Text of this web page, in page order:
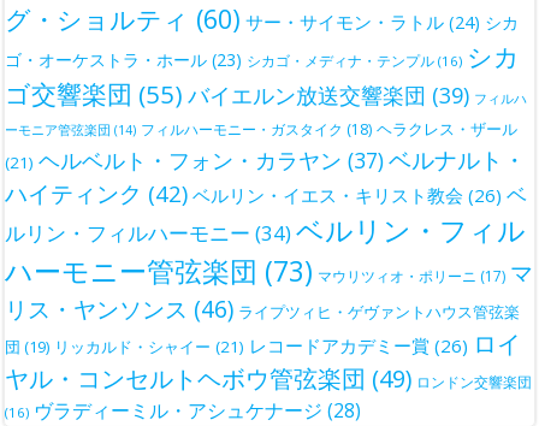
グ・ショルティ (60) サー・サイモン・ラトル (24) シカ
ゴ・オーケストラ・ホール (23) シカゴ・メディナ・テンプル (16) シカ
ゴ交響楽団 (55) バイエルン放送交響楽団 (39) フィルハ
ーモニア管弦楽団 (14) フィルハーモニー・ガスタイク (18) ヘラクレス・ザール
(21) ヘルベルト・フォン・カラヤン (37)ベルナルト・
ハイティンク (42) ベルリン・イエス・キリスト教会 (26) ベ
ルリン・フィルハーモニー (34)ベルリン・フィル
ハーモニー管弦楽団 (73) マウリツィオ・ポリーニ (17) マ
リス・ヤンソンス (46) ライプツィヒ・ゲヴァントハウス管弦楽
団 (19) リッカルド・シャイー (21) レコードアカデミー賞 (26) ロイ
ヤル・コンセルトヘボウ管弦楽団 (49) ロンドン交響楽団
(16) ヴラディーミル・アシュケナージ (28)